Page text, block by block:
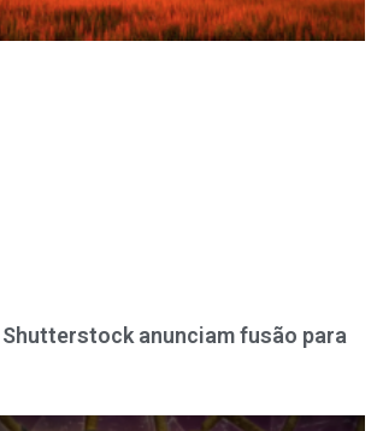
Shutterstock anunciam fusão para